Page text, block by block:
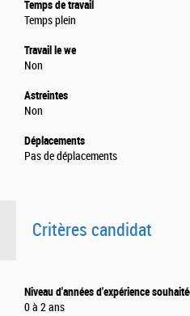
Temps de travail
Temps plein
Travail le we
Non
Astreintes
Non
Déplacements
Pas de déplacements
Critères candidat
Niveau d'années d'expérience
0 à 2 ans